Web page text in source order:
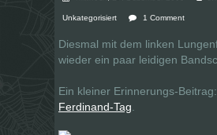
Unkategorisiert 1 Comment
Diesmal mit dem linken
wieder ein paar leidigen
Ein kleiner Erinnerungs-
Ferdinand-Tag